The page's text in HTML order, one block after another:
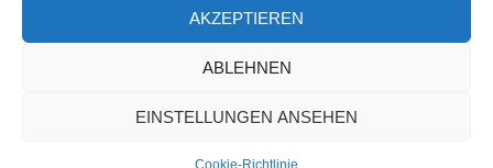
AKZEPTIEREN
ABLEHNEN
EINSTELLUNGEN ANSEHEN
Cookie-Richtlinie
Copyright © 2022 – 2025 | ALTAMANN.com